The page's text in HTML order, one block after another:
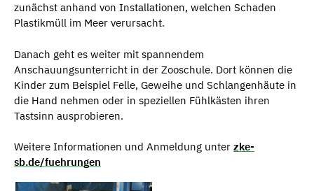
zunächst anhand von Installationen, welchen Schaden
Plastikmüll im Meer verursacht.
Danach geht es weiter mit spannendem
Anschauungsunterricht in der Zooschule. Dort können die
Kinder zum Beispiel Felle, Geweihe und Schlangenhäute in
die Hand nehmen oder in speziellen Fühlkästen ihren
Tastsinn ausprobieren.
Weitere Informationen und Anmeldung unter zke-
sb.de/fuehrungen